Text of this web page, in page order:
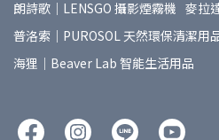
朗詩歌｜LENSGO 攝影煙霧機 麥拉
普洛索｜PUROSOL 天然環保清潔用
海狸｜Beaver Lab 智能生活用品